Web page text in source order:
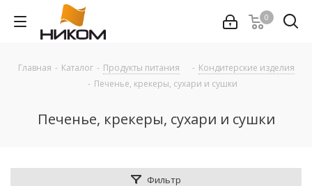
0
Главная - Каталог - Продукты питания - Кондитерские изделия
- Печенье, крекеры, сухари и сушки
Печенье, крекеры, сухари и сушки
Фильтр